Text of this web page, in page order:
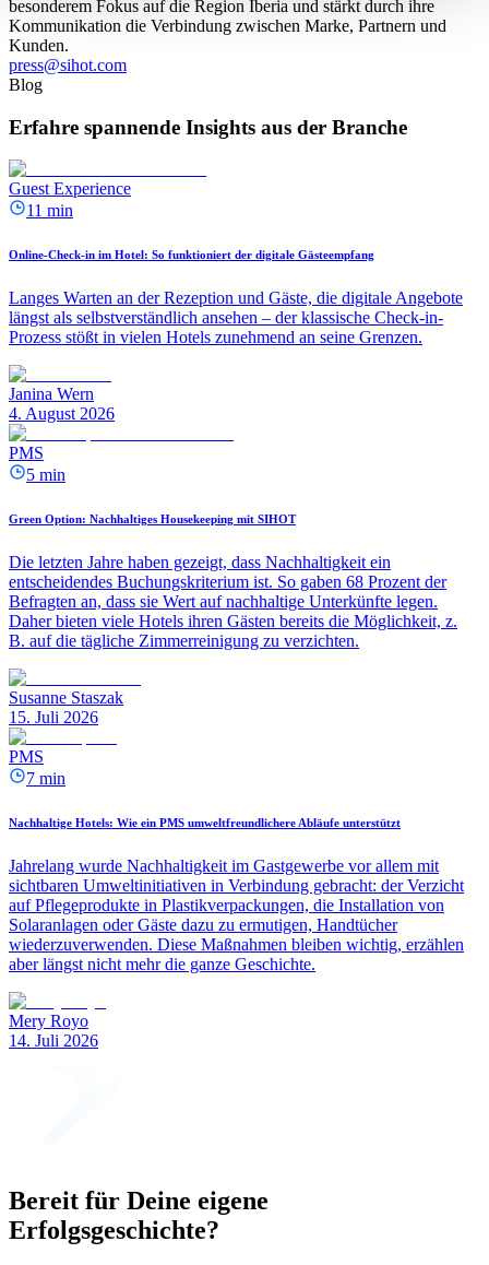
besonderem Fokus auf die Region Iberia und stärkt durch ihre
Kommunikation die Verbindung zwischen Marke, Partnern und
Kunden.
press@sihot.com
Blog
Erfahre spannende Insights aus der Branche
Guest Experience
11 min
Online-Check-in im Hotel: So funktioniert der digitale Gästeempfang
Langes Warten an der Rezeption und Gäste, die digitale Angebote
längst als selbstverständlich ansehen – der klassische Check-in-
Prozess stößt in vielen Hotels zunehmend an seine Grenzen.
Janina Wern
4. August 2026
PMS
5 min
Green Option: Nachhaltiges Housekeeping mit SIHOT
Die letzten Jahre haben gezeigt, dass Nachhaltigkeit ein
entscheidendes Buchungskriterium ist. So gaben 68 Prozent der
Befragten an, dass sie Wert auf nachhaltige Unterkünfte legen.
Daher bieten viele Hotels ihren Gästen bereits die Möglichkeit, z.
B. auf die tägliche Zimmerreinigung zu verzichten.
Susanne Staszak
15. Juli 2026
PMS
7 min
Nachhaltige Hotels: Wie ein PMS umweltfreundlichere Abläufe unterstützt
Jahrelang wurde Nachhaltigkeit im Gastgewerbe vor allem mit
sichtbaren Umweltinitiativen in Verbindung gebracht: der Verzicht
auf Pflegeprodukte in Plastikverpackungen, die Installation von
Solaranlagen oder Gäste dazu zu ermutigen, Handtücher
wiederzuverwenden. Diese Maßnahmen bleiben wichtig, erzählen
aber längst nicht mehr die ganze Geschichte.
Mery Royo
14. Juli 2026
Bereit für Deine eigene
Erfolgsgeschichte?